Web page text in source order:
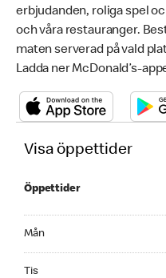
erbjudanden, roliga spel
och våra restauranger.
maten serverad på vald
Ladda ner McDonald’s-
Visa öppettider
Öppettider
Mån
Tis